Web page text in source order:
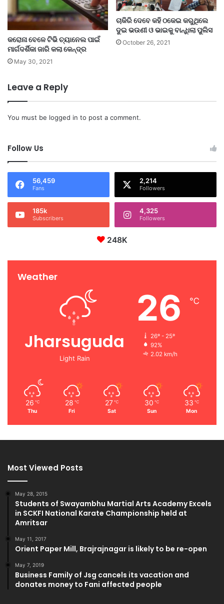
କରୋନା ବେଳେ ଟିଭି ଚ୍ୟାନେଲ ପାଇଁ
ମାର୍ଗଦର୍ଶିକା ଜାରି କଲା କେନ୍ଦ୍ର
May 30, 2021
ଚାକିରି ଦେବେ କହି ଠକେଇ କରୁଥିଲେ
ଦୁଇ ଭଉଣୀ ଓ ଭାଇକୁ ବାନ୍ଧିଲା ପୁଲିସ
October 26, 2021
Leave a Reply
You must be logged in to post a comment.
Follow Us
56,459
Fans
2,214
Followers
185k
Subscribers
4,325
Followers
248K
Weather
Jharsuguda
Light Rain
26 ℃
26º - 25º
92%
2.02 km/h
26 ℃
Thu
28 ℃
Fri
27 ℃
Sat
30 ℃
Sun
33 ℃
Mon
Most Viewed Posts
May 28, 2015
Students of Swayambhu Martial Arts Academy Excels
in SCKFI National Karate Championship held at
Amritsar
May 11, 2017
Orient Paper Mill, Brajrajnagar is likely to be re-open
May 7, 2019
Business Family of Jsg cancels its vacation and
donates money to Fani affected people